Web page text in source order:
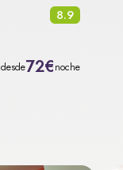
8.9
desde72€noche